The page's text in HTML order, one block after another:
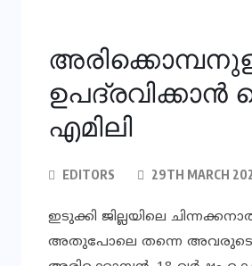
ഉപദ്രവിക്കാൻ
എമിലി
EDITORS 29TH MARCH
ഇടുക്കി ജില്ലയിലെ
അതുപോലെ തന്നെ അവരുടെ